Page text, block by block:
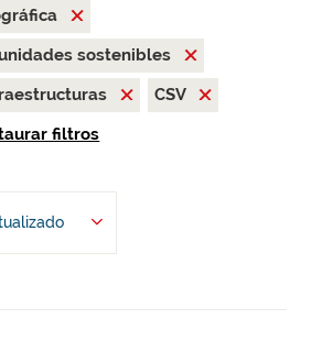
sostenibles
CSV
filtros